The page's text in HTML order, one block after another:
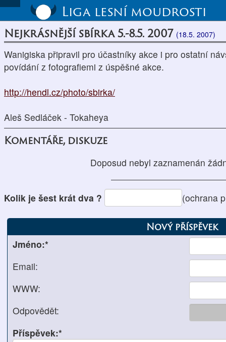
Liga lesní moudrosti
Nejkrásnější sbírka 5.-8.5. 2007 (18.5. 2007)
Wanigiska připravil pro účastníky akce i pro ostatní
povídání z fotografiemi z úspěšné akce.
http://hendl.cz/photo/sbirka/
Aleš Sedláček - Tokaheya
Komentáře, diskuze
Doposud nebyl zaznamenán
Kolik je šest krát dva ? (ochrana
Nový příspěvek
Jméno:*
Email:
WWW:
Odpovědět:
Příspěvek:*